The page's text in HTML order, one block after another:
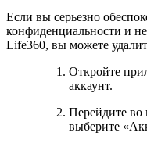
Если вы серьезно
конфиденциальности и
Life360, вы можете
Откройте
аккаунт.
Перейдите во
выберите